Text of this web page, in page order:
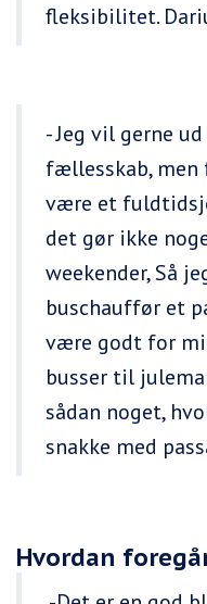
fleksibilitet.
- Jeg vil gerne
fællesskab, men
være et
det gør ikke
weekender, Så
buschauffør et
være godt for
busser til
sådan noget,
snakke med
Hvordan